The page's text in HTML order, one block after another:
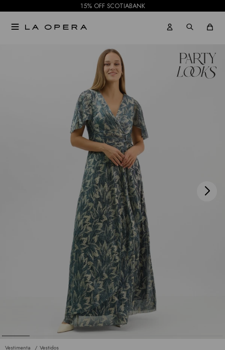
15% OFF SCOTIABANK

Vestimenta Vestidos
NOTIFICARME